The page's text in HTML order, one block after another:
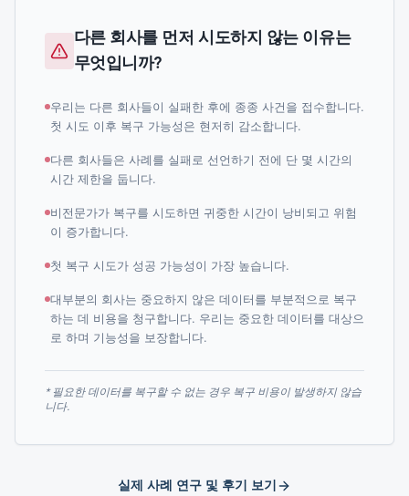
다른 회사를 먼저 시도하지 않는 이유는
무엇입니까?
우리는 다른 회사들이 실패한 후에 종종 사건을 접수합니다.
첫 시도 이후 복구 가능성은 현저히 감소합니다.
다른 회사들은 사례를 실패로 선언하기 전에 단 몇 시간의
시간 제한을 둡니다.
비전문가가 복구를 시도하면 귀중한 시간이 낭비되고 위험
이 증가합니다.
첫 복구 시도가 성공 가능성이 가장 높습니다.
대부분의 회사는 중요하지 않은 데이터를 부분적으로 복구
하는 데 비용을 청구합니다. 우리는 중요한 데이터를 대상으
로 하며 기능성을 보장합니다.
* 필요한 데이터를 복구할 수 없는 경우 복구 비용이 발생하지 않습
니다.
실제 사례 연구 및 후기 보기